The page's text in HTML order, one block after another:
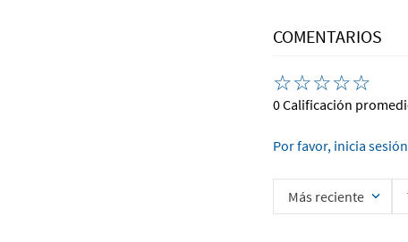
COMENTARIOS
☆☆☆☆☆
0 Calificación
Por favor, inicia
Más reciente